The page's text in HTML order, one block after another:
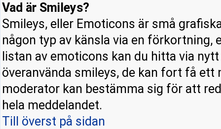
Vad är Smileys?
Smileys, eller Emoticons är små
någon typ av känsla via en förkortning,
listan av emoticons kan du hitta via
överanvända smileys, de kan fort få
moderator kan bestämma sig för att
hela meddelandet.
Till överst på sidan